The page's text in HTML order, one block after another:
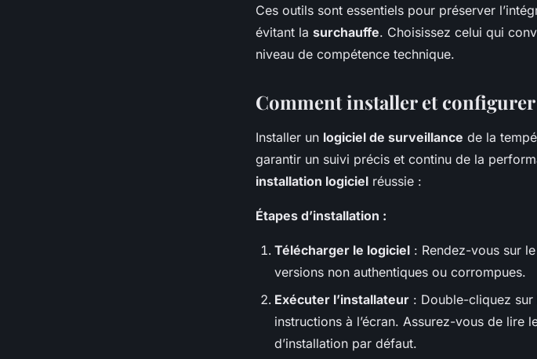
Ces outils sont essentiels pour préserver
évitant la surchauffe. Choisissez celui qui
niveau de compétence technique.
Comment installer et
Installer un logiciel de surveillance de la
garantir un suivi précis et continu de la
installation logiciel réussie :
Étapes d’installation :
Télécharger le logiciel : Rendez-vous sur
versions non authentiques ou corrompues.
Exécuter l’installateur : Double-cliquez
instructions à l’écran. Assurez-vous de lire
d’installation par défaut.